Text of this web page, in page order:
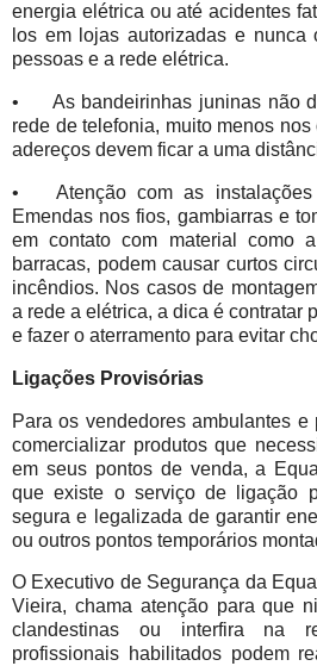
energia elétrica ou até acidentes
los em lojas autorizadas e
pessoas e a rede elétrica.
•
As bandeirinhas juninas não
rede de telefonia, muito menos
adereços devem ficar a uma
•
Atenção com as
Emendas nos fios, gambiarras e
em contato com material como
barracas, podem causar curtos
incêndios. Nos casos de
a rede a elétrica, a dica é contratar
e fazer o aterramento para evitar
Ligações Provisórias
Para os vendedores ambulantes
comercializar produtos que
em seus pontos de venda, a
que existe o serviço de ligação
segura e legalizada de garantir
ou outros pontos temporários
O Executivo de Segurança da
Vieira, chama atenção para que
clandestinas ou interfira na
profissionais habilitados podem